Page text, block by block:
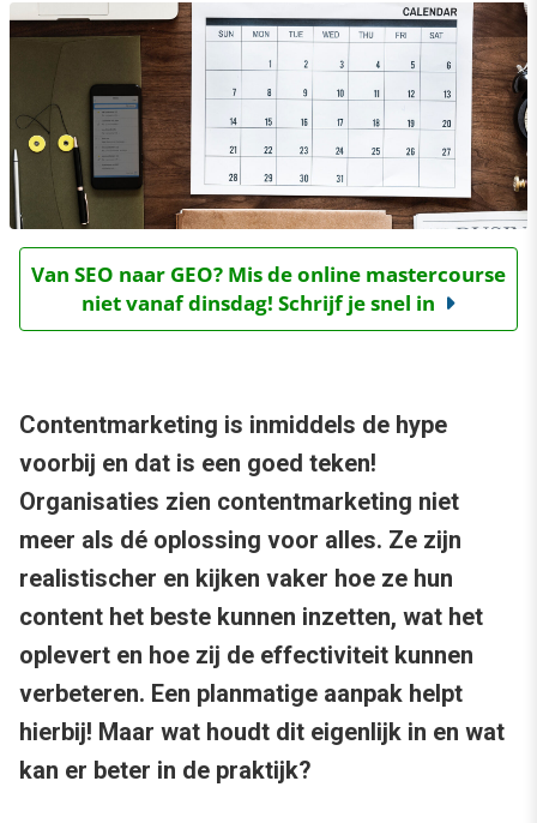
Van SEO naar GEO? Mis de online mastercourse
niet vanaf dinsdag! Schrijf je snel in
Contentmarketing is inmiddels de hype
voorbij en dat is een goed teken!
Organisaties zien contentmarketing niet
meer als dé oplossing voor alles. Ze zijn
realistischer en kijken vaker hoe ze hun
content het beste kunnen inzetten, wat het
oplevert en hoe zij de effectiviteit kunnen
verbeteren. Een planmatige aanpak helpt
hierbij! Maar wat houdt dit eigenlijk in en wat
kan er beter in de praktijk?